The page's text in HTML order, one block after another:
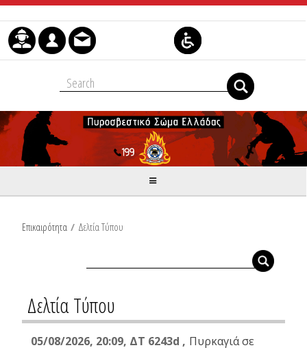
Μετάβαση στο περιεχόμενο
Επικαιρότητα / Δελτία Τύπου
Δελτία Τύπου
05/08/2026, 20:09, ΔΤ 6243d , Πυρκαγιά σε